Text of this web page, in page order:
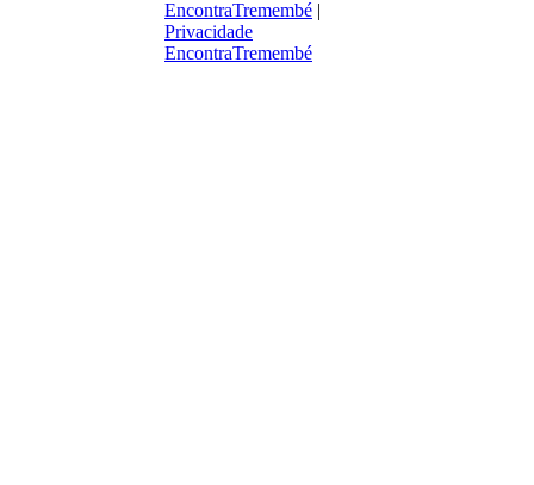
EncontraTremembé |
Privacidade
EncontraTremembé